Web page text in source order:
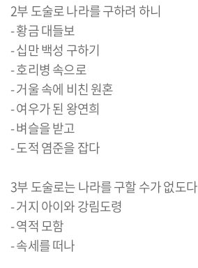
2부 도술로 나라를 구하려 하니
- 황금 대들보
- 십만 백성 구하기
- 호리병 속으로
- 거울 속에 비친 원혼
- 여우가 된 왕연희
- 벼슬을 받고
- 도적 염준을 잡다
3부 도술로는 나라를 구할 수가 없도다
- 거지 아이와 강림도령
- 역적 모함